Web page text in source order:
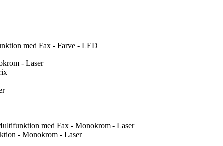
med Fax - Farve - LED
- Laser
med Fax - Monokrom - Laser
- Monokrom - Laser